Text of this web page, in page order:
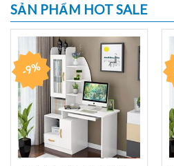
SẢN PHẨM HOT SALE
-9%